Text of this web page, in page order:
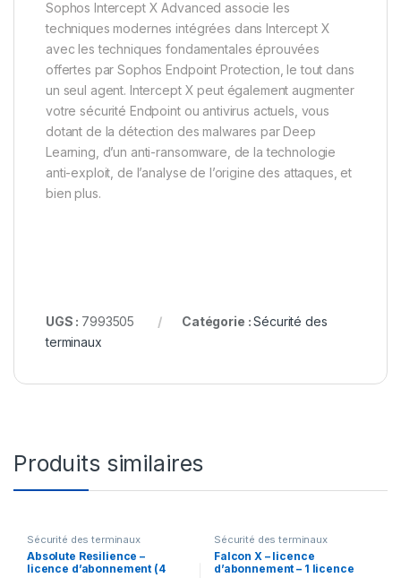
Sophos Intercept X Advanced associe les
techniques modernes intégrées dans Intercept X
avec les techniques fondamentales éprouvées
offertes par Sophos Endpoint Protection, le tout dans
un seul agent. Intercept X peut également augmenter
votre sécurité Endpoint ou antivirus actuels, vous
dotant de la détection des malwares par Deep
Learning, d’un anti-ransomware, de la technologie
anti-exploit, de l’analyse de l’origine des attaques, et
bien plus.
UGS : 7993505 Catégorie :Sécurité des
terminaux
Produits similaires
Sécurité des terminaux
Absolute Resilience –
licence d’abonnement (4
Sécurité des terminaux
Falcon X – licence
d’abonnement – 1 licence